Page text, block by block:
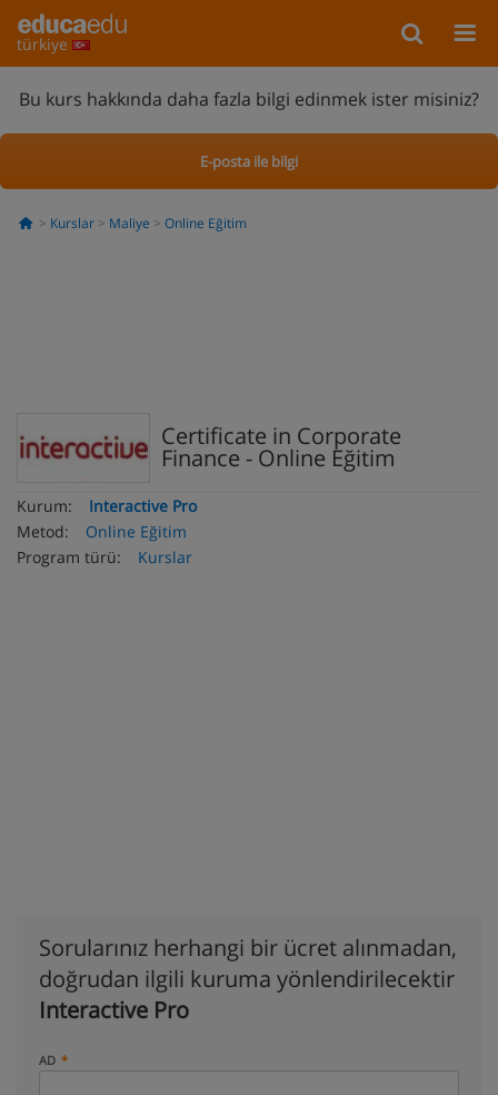
türkiye
Bu kurs hakkında daha fazla bilgi edinmek ister misiniz?
E-posta ile bilgi
Kurslar Maliye Online Eğitim
Certificate in Corporate
Finance - Online Eğitim
Kurum:
Interactive Pro
Metod:
Online Eğitim
Program türü:
Kurslar
Sorularınız herhangi bir ücret alınmadan,
doğrudan ilgili kuruma yönlendirilecektir
Interactive Pro
AD